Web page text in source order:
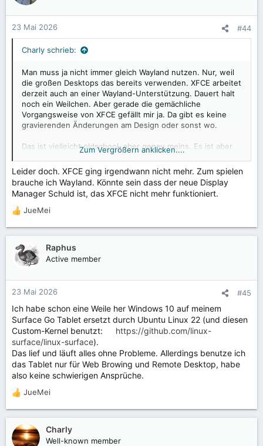
o
n
23 Mai 2026 #44
Charly schrieb:
Man muss ja nicht immer gleich Wayland nutzen. Nur, weil
die großen Desktops das bereits verwenden. XFCE arbeitet
derzeit auch an einer Wayland-Unterstützung. Dauert halt
noch ein Weilchen. Aber gerade die gemächliche
Vorgangsweise von XFCE gefällt mir ja. Da gibt es keine
gravierenden Änderungen am Design oder sonst wo.
Das ist vielleicht oldschool, aber genau meins. Es ist aber
natürlich nicht jedermanns Sache.
Zum Vergrößern anklicken....
Leider doch. XFCE ging irgendwann nicht mehr. Zum spielen
brauche ich Wayland. Könnte sein dass der neue Display
Manager Schuld ist, das XFCE nicht mehr funktioniert.
R
e
a
o
n
n
:
JueMei
Raphus
Active member
23 Mai 2026 #45
Ich habe schon eine Weile her Windows 10 auf meinem
Surface Go Tablet ersetzt durch Ubuntu Linux 22 (und diesen
Custom-Kernel benutzt:
https://github.com/linux-
surface/linux-surface).
Das lief und läuft alles ohne Probleme. Allerdings benutze ich
das Tablet nur für Web Browing und Remote Desktop, habe
also keine schwierigen Ansprüche.
R
e
a
k
t
JueMei
Charly
Well-known member